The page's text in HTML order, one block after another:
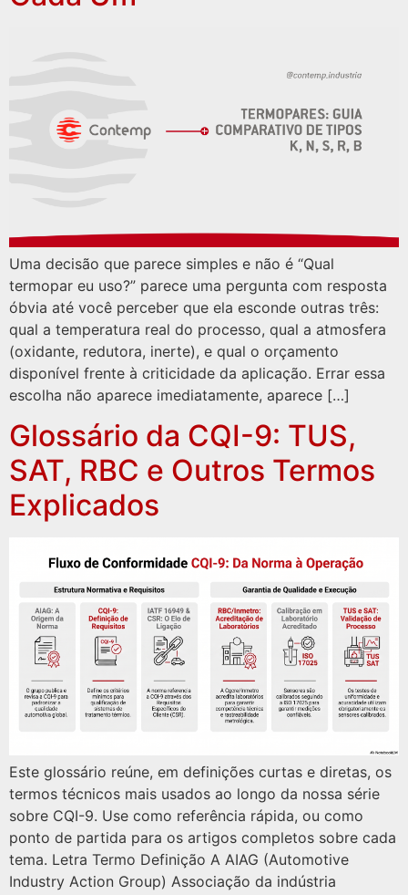
Uma decisão que parece simples e não é “Qual
termopar eu uso?” parece uma pergunta com resposta
óbvia até você perceber que ela esconde outras três:
qual a temperatura real do processo, qual a atmosfera
(oxidante, redutora, inerte), e qual o orçamento
disponível frente à criticidade da aplicação. Errar essa
escolha não aparece imediatamente, aparece […]
Glossário da CQI-9: TUS,
SAT, RBC e Outros Termos
Explicados
Este glossário reúne, em definições curtas e diretas, os
termos técnicos mais usados ao longo da nossa série
sobre CQI-9. Use como referência rápida, ou como
ponto de partida para os artigos completos sobre cada
tema. Letra Termo Definição A AIAG (Automotive
Industry Action Group) Associação da indústria